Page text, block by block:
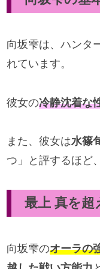
向坂雫は、ハンタ
れています。
彼女の冷静沈着な
また、彼女は水篠
つ」と評するほど
最上 真を超
向坂雫のオーラの